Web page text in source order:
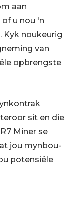
aan
u nou 'n
Kyk noukeurig
van
opbrengste
sit en die
Miner se
jou mynbou-
potensiële